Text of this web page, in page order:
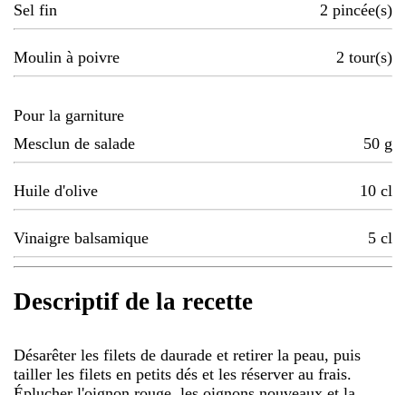
Sel fin 2 pincée(s)
Moulin à poivre 2 tour(s)
Pour la garniture
Mesclun de salade
50 g
Huile d'olive 10 cl
Vinaigre balsamique 5 cl
Descriptif de la recette
Désarêter les filets de daurade et retirer la peau, puis
tailler les filets en petits dés et les réserver au frais.